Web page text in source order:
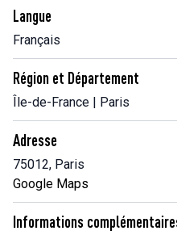
Langue
Français
Région et Département
Île-de-France | Paris
Adresse
75012, Paris
Google Maps
Informations